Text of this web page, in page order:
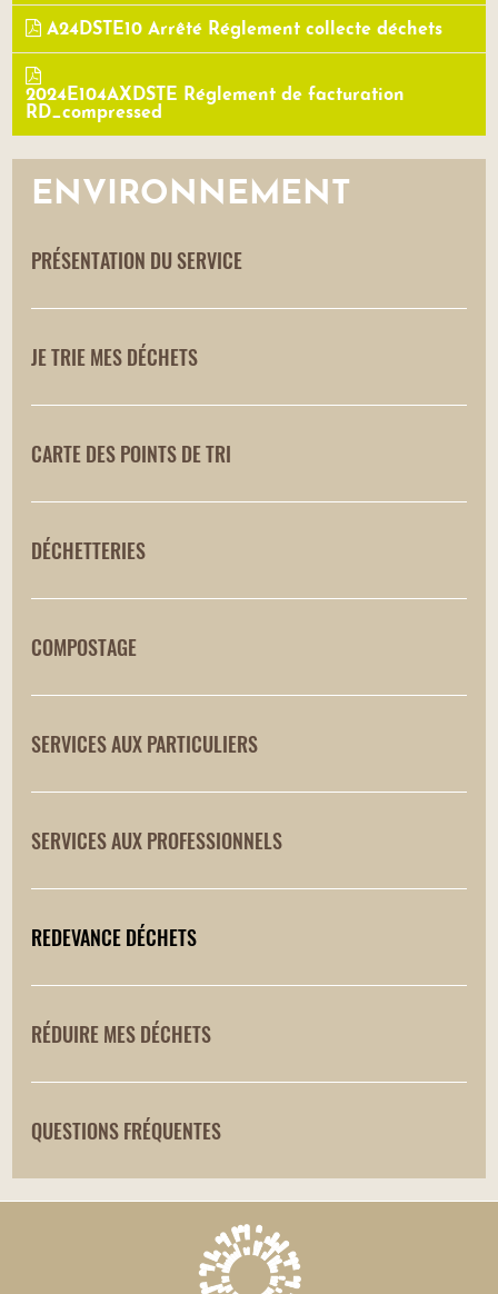
ENVIRONNEMENT
PRÉSENTATION DU SERVICE
JE TRIE MES DÉCHETS
CARTE DES POINTS DE TRI
DÉCHETTERIES
COMPOSTAGE
SERVICES AUX PARTICULIERS
SERVICES AUX PROFESSIONNELS
REDEVANCE DÉCHETS
RÉDUIRE MES DÉCHETS
QUESTIONS FRÉQUENTES
A24DSTE10 Arrêté Réglement collecte déchets
2024E104AXDSTE Réglement de facturation
RD_compressed